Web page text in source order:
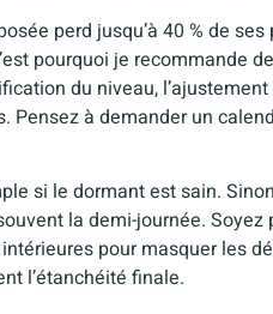
perd jusqu’à 40 % de
pourquoi je recommande
du niveau,
Pensez à demander un
si le dormant est sain.
la demi-journée.
pour masquer les
l’étanchéité finale.